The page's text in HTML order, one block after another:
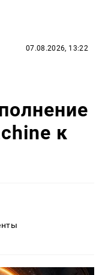
07.08.2026, 13:22
к